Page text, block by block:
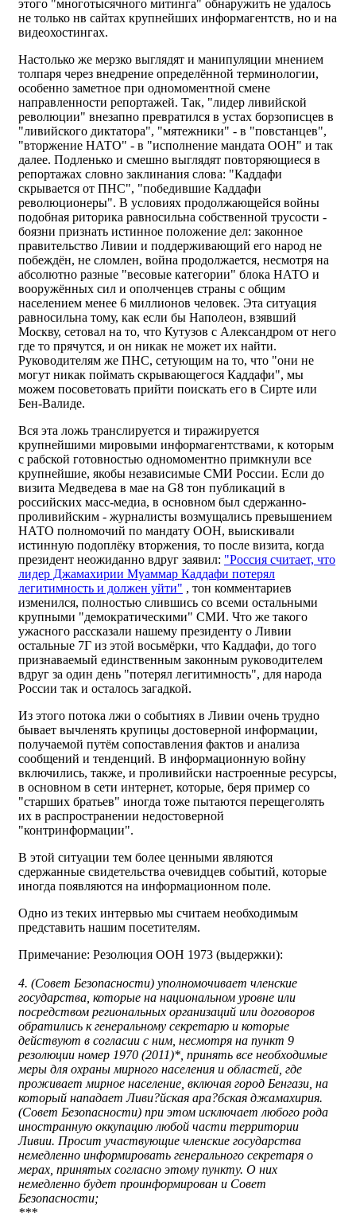
этого "многотысячного митинга" обнаружить не удалось
не только нв сайтах крупнейших информагентств, но и на
видеохостингах.
Настолько же мерзко выглядят и манипуляции мнением
толпаря через внедрение определённой терминологии,
особенно заметное при одномоментной смене
направленности репортажей. Так, "лидер ливийской
революции" внезапно превратился в устах борзописцев в
"ливийского диктатора", "мятежники" - в "повстанцев",
"вторжение НАТО" - в "исполнение мандата ООН" и так
далее. Подленько и смешно выглядят повторяющиеся в
репортажах словно заклинания слова: "Каддафи
скрывается от ПНС", "победившие Каддафи
революционеры". В условиях продолжающейся войны
подобная риторика равносильна собственной трусости -
боязни признать истинное положение дел: законное
правительство Ливии и поддерживающий его народ не
побеждён, не сломлен, война продолжается, несмотря на
абсолютно разные "весовые категории" блока НАТО и
вооружённых сил и ополченцев страны с общим
населением менее 6 миллионов человек. Эта ситуация
равносильна тому, как если бы Наполеон, взявший
Москву, сетовал на то, что Кутузов с Александром от него
где то прячутся, и он никак не может их найти.
Руководителям же ПНС, сетующим на то, что "они не
могут никак поймать скрывающегося Каддафи", мы
можем посоветовать прийти поискать его в Сирте или
Бен-Валиде.
Вся эта ложь транслируется и тиражируется
крупнейшими мировыми информагентствами, к которым
с рабской готовностью одномоментно примкнули все
крупнейшие, якобы независимые СМИ России. Если до
визита Медведева в мае на G8 тон публикаций в
российских масс-медиа, в основном был сдержанно-
проливийским - журналисты возмущались превышением
НАТО полномочий по мандату ООН, выискивали
истинную подоплёку вторжения, то после визита, когда
президент неожиданно вдруг заявил: "Россия считает, что
лидер Джамахирии Муаммар Каддафи потерял
легитимность и должен уйти" , тон комментариев
изменился, полностью слившись со всеми остальными
крупными "демократическими" СМИ. Что же такого
ужасного рассказали нашему президенту о Ливии
остальные 7Г из этой восьмёрки, что Каддафи, до того
признаваемый единственным законным руководителем
вдруг за один день "потерял легитимность", для народа
России так и осталось загадкой.
Из этого потока лжи о событиях в Ливии очень трудно
бывает вычленять крупицы достоверной информации,
получаемой путём сопоставления фактов и анализа
сообщений и тенденций. В информационную войну
включились, также, и проливийски настроенные ресурсы,
в основном в сети интернет, которые, беря пример со
"старших братьев" иногда тоже пытаются перещеголять
их в распространении недостоверной
"контринформации".
В этой ситуации тем более ценными являются
сдержанные свидетельства очевидцев событий, которые
иногда появляются на информационном поле.
Одно из теких интервью мы считаем необходимым
представить нашим посетителям.
Примечание: Резолюция ООН 1973 (выдержки):
4. (Совет Безопасности) уполномочивает членские
государства, которые на национальном уровне или
посредством региональных организаций или договоров
обратились к генеральному секретарю и которые
действуют в согласии с ним, несмотря на пункт 9
резолюции номер 1970 (2011)*, принять все необходимые
меры для охраны мирного населения и областей, где
проживает мирное население, включая город Бенгази, на
который нападает Ливи?йская ара?бская джамахирия.
(Совет Безопасности) при этом исключает любого рода
иностранную оккупацию любой части территории
Ливии. Просит участвующие членские государства
немедленно информировать генерального секретаря о
мерах, принятых согласно этому пункту. О них
немедленно будет проинформирован и Совет
Безопасности;
***